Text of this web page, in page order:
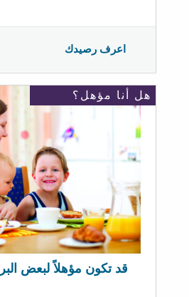
اعرف رصيدك
هل أنا مؤهل؟
قد تكون مؤهلاً لبعض